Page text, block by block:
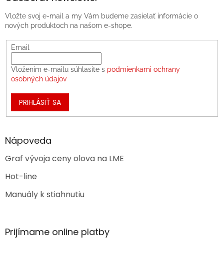
Vložte svoj e-mail a my Vám budeme zasielať informácie o
nových produktoch na našom e-shope.
Email
Vložením e-mailu súhlasíte s podmienkami ochrany
osobných údajov
PRIHLÁSIŤ SA
Nápoveda
Graf vývoja ceny olova na LME
Hot-line
Manuály k stiahnutiu
Prijímame online platby